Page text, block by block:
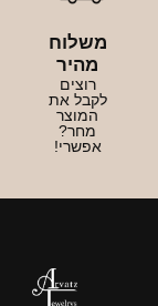
משלוח
מהיר
רוצים
לקבל את
המוצר
מחר?
אפשרי!